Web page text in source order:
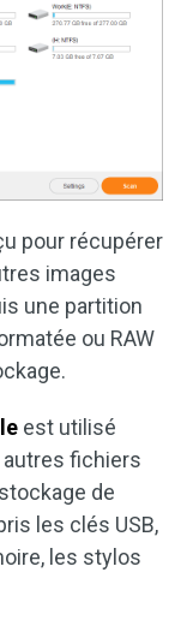
pour récupérer
images
une partition
ou RAW
est utilisé
fichiers
de
les clés USB,
les stylos